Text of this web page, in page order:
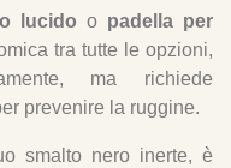
lucido o padella per
tra tutte le opzioni,
ma richiede
prevenire la ruggine.
smalto nero inerte, è